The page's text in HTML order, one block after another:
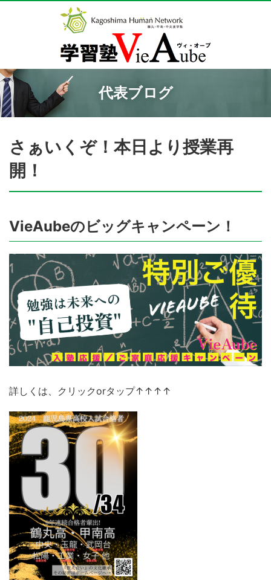
代表ブログ
さぁいくぞ！本日より授業再
開！
VieAubeのビッグキャンペーン！
詳しくは、クリックorタップ↑↑↑↑